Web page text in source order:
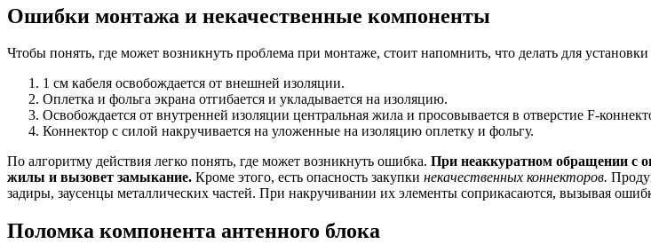
Ошибки монтажа и некачественные компоненты
Чтобы понять, где может возникнуть проблема при монтаже, стоит напомнить, что делать для установки
1 см кабеля освобождается от внешней изоляции.
Оплетка и фольга экрана отгибается и укладывается на изоляцию.
Освобождается от внутренней изоляции центральная жила и просовывается в отверстие F-
Коннектор с силой накручивается на уложенные на изоляцию оплетку и фольгу.
По алгоритму действия легко понять, где может возникнуть ошибка. При неаккуратном обращении с
жилы и вызовет замыкание. Кроме этого, есть опасность закупки некачественных коннекторов.
задиры, заусенцы металлических частей. При накручивании их элементы соприкасаются, вызывая
Поломка компонента антенного блока